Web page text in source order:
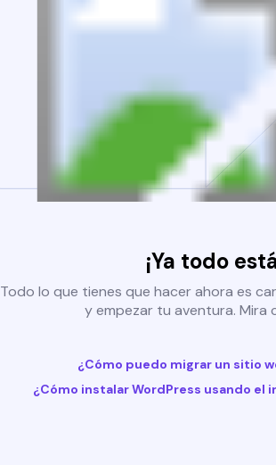
¡Ya todo
Todo lo que tienes que hacer ahora es
y empezar tu aventura. Mira
¿Cómo puedo migrar un sitio
¿Cómo instalar WordPress usando el